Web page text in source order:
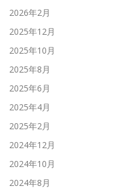
2026年2月
2025年12月
2025年10月
2025年8月
2025年6月
2025年4月
2025年2月
2024年12月
2024年10月
2024年8月